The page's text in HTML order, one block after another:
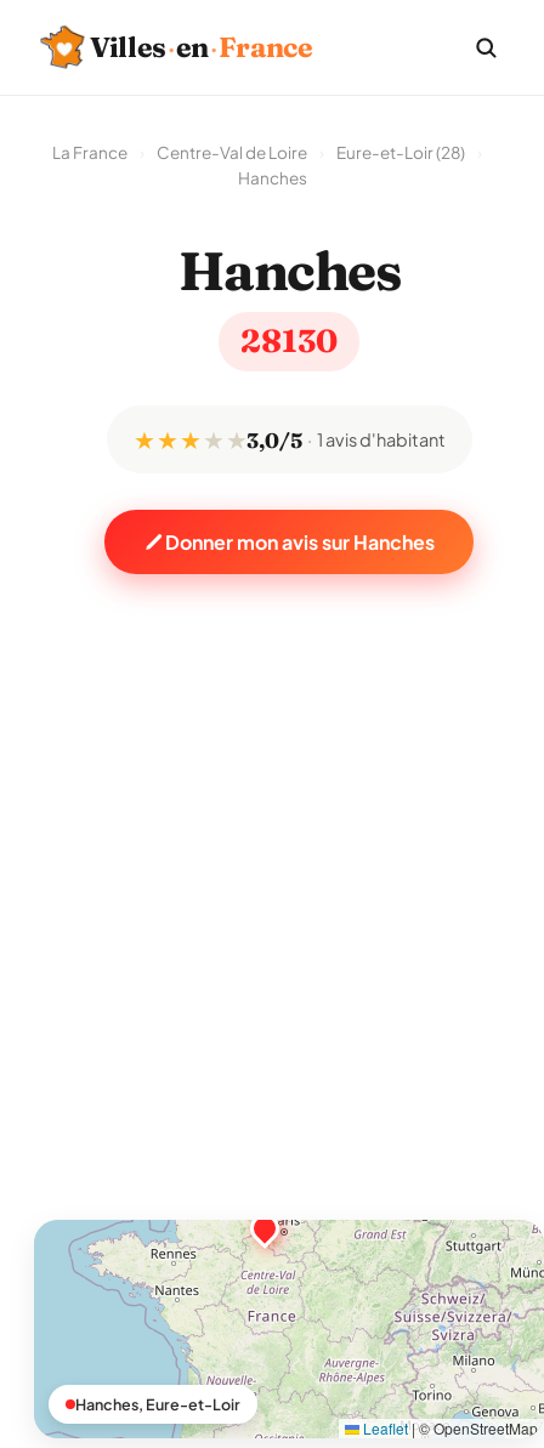
Villes·en·France
La France Centre-Val de Loire Eure-et-Loir (28)
Hanches
Hanches
28130
★ ★ ★★ ★3,0/5 1 avis d'habitant
Donner mon avis sur Hanches
Leaflet |© OpenStreetMap
Hanches, Eure-et-Loir